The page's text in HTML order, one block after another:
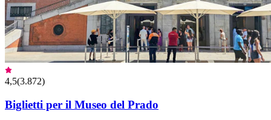
4,5(3.872)
Biglietti per il Museo del Prado